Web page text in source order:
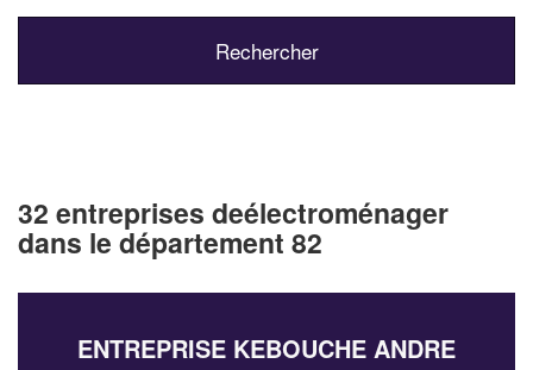
32 entreprises deélectroménager
dans le département 82
ENTREPRISE KEBOUCHE ANDRE